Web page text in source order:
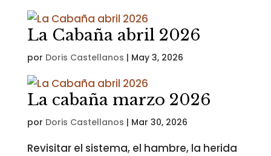
La Cabaña abril 2026
por Doris Castellanos | May 3, 2026
La cabaña marzo 2026
por Doris Castellanos | Mar 30, 2026
Revisitar el sistema, el hambre, la herida